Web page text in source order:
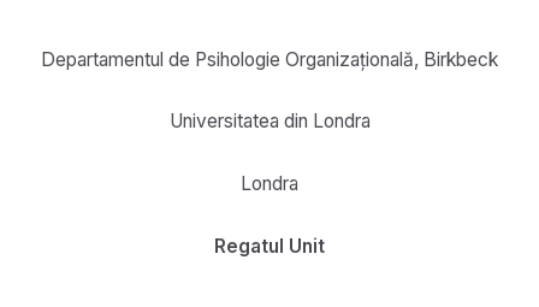
Departamentul de Psihologie Organizațională, Birkbeck
Universitatea din Londra
Londra
Regatul Unit